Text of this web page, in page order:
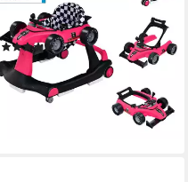
Lauflernwagen, mit Musik,
Licht, ab 6 Monaten
(28)
65,44 € UVP 109,99 €
-41%
lieferbar - in 3-4 Werktagen bei dir